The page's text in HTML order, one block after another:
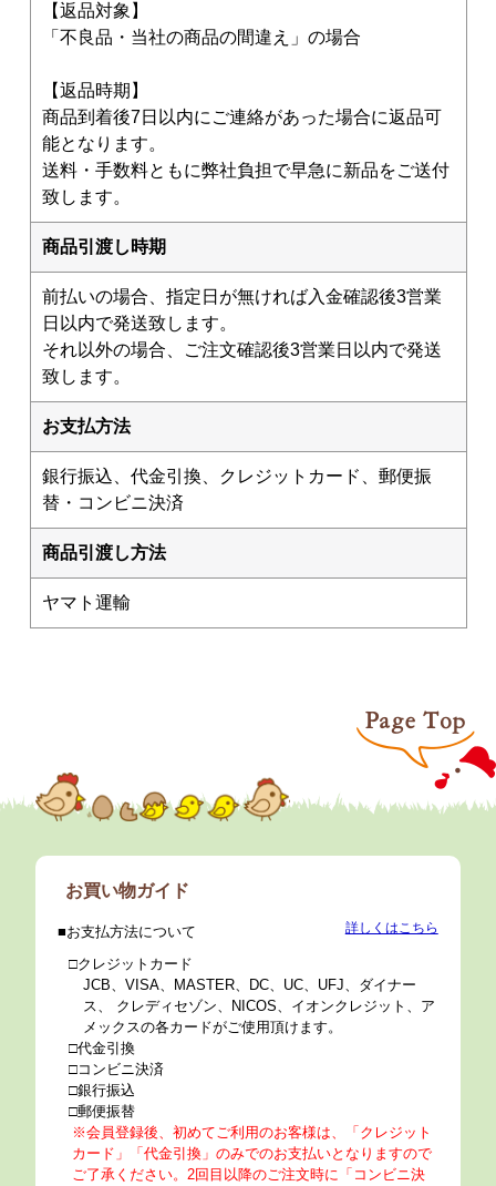
【返品対象】
「不良品・当社の商品の間違え」の場合
【返品時期】
商品到着後7日以内にご連絡があった場合に返品可
能となります。
送料・手数料ともに弊社負担で早急に新品をご送付
致します。
商品引渡し時期
前払いの場合、指定日が無ければ入金確認後3営業
日以内で発送致します。
それ以外の場合、ご注文確認後3営業日以内で発送
致します。
お支払方法
銀行振込、代金引換、クレジットカード、郵便振
替・コンビニ決済
商品引渡し方法
ヤマト運輸
お買い物ガイド
お支払方法について 詳しくはこちら
クレジットカード
JCB、VISA、MASTER、DC、UC、UFJ、ダイナー
ス、 クレディセゾン、NICOS、イオンクレジット、ア
メックスの各カードがご使用頂けます。
代金引換
コンビニ決済
銀行振込
郵便振替
※会員登録後、初めてご利用のお客様は、「クレジット
カード」「代金引換」のみでのお支払いとなりますので
ご了承ください。2回目以降のご注文時に「コンビニ決